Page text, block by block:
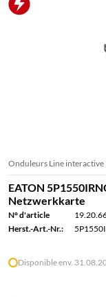
Onduleurs Line interactive
EATON
Netzwerkkarte
N° d'article
Herst.-Art.-Nr.:
Disponible env.